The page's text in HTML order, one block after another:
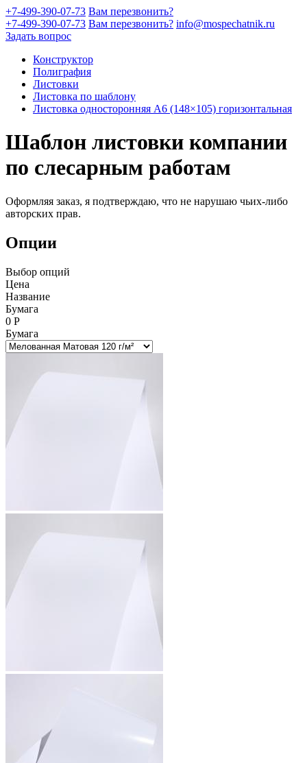
+7-499-390-07-73 Вам перезвонить?
+7-499-390-07-73 Вам перезвонить? info@mospechatnik.ru
Задать вопрос
Конструктор
Полиграфия
Листовки
Листовка по шаблону
Листовка односторонняя A6 (148×105) горизонтальная
Шаблон листовки компании
по слесарным работам
Оформляя заказ, я подтверждаю, что не нарушаю чьих-либо
авторских прав.
Опции
Выбор опций
Цена
Название
Бумага
0 Р
Бумага